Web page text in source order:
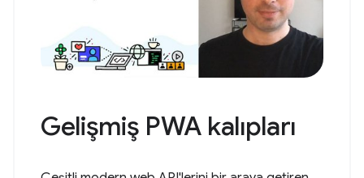
Gelişmiş PWA kalıpları